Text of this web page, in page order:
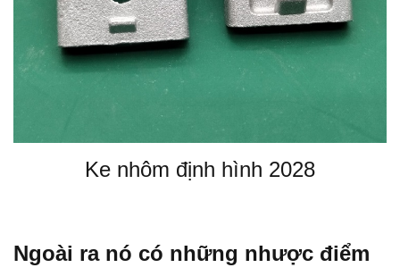
Ke nhôm định hình 2028
Ngoài ra nó có những nhược điểm